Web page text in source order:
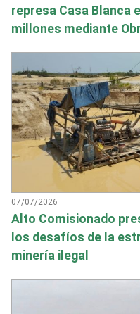
represa Casa Blanca
millones mediante
07/07/2026
Alto Comisionado
los desafíos de la
minería ilegal